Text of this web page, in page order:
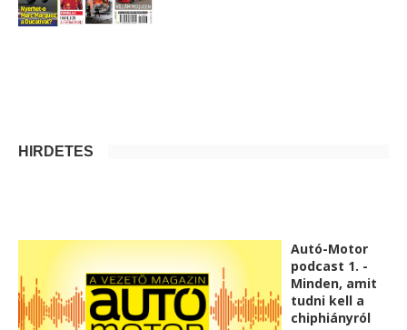
HIRDETÉS
Autó-Motor
podcast 1. -
Minden, amit
tudni kell a
chiphiányról